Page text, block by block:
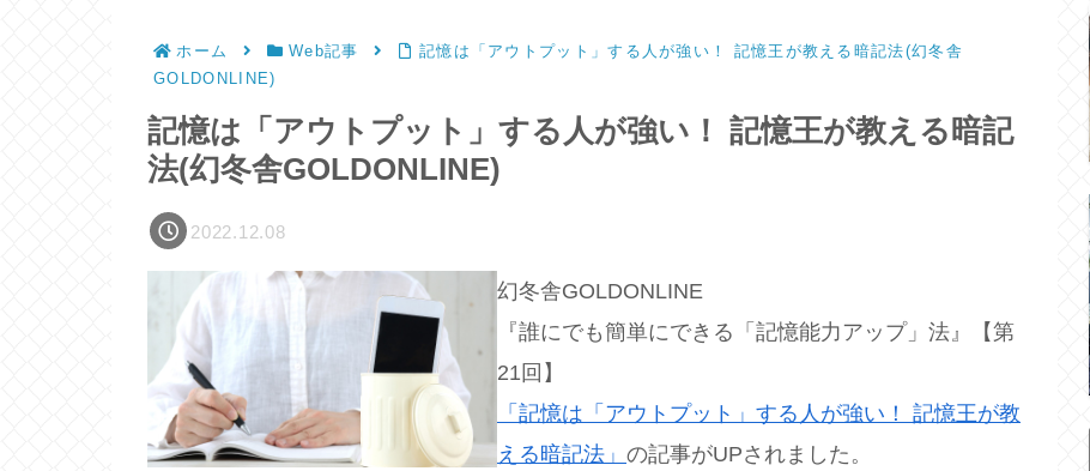
ホーム Web記事
記憶は「アウトプット」する人が強い！ 記憶王が教える暗記法(幻冬舎
GOLDONLINE)
記憶は「アウトプット」する人が強い！ 記憶王が教える暗記
法(幻冬舎GOLDONLINE)
2022.12.08
幻冬舎GOLDONLINE
『誰にでも簡単にできる「記憶能力アップ」法』【第
21回】
「記憶は「アウトプット」する人が強い！ 記憶王が教
える暗記法」 の記事がUPされました。